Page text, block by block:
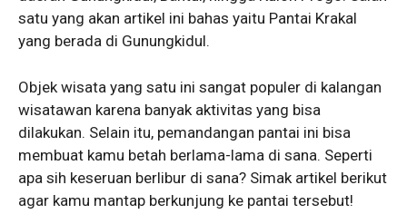
satu yang akan artikel ini bahas yaitu Pantai Krakal
yang berada di Gunungkidul.
Objek wisata yang satu ini sangat populer di kalangan
wisatawan karena banyak aktivitas yang bisa
dilakukan. Selain itu, pemandangan pantai ini bisa
membuat kamu betah berlama-lama di sana. Seperti
apa sih keseruan berlibur di sana? Simak artikel berikut
agar kamu mantap berkunjung ke pantai tersebut!